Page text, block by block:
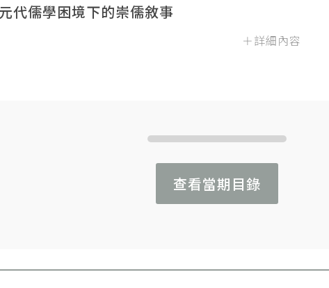
儒學困境下的崇儒敘事
＋詳細內容
查看當期目錄